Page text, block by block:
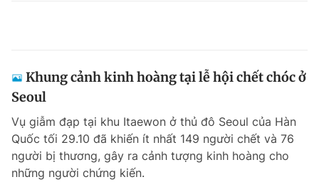
Khung cảnh kinh hoàng tại lễ hội chết chóc ở
Seoul
Vụ giẫm đạp tại khu Itaewon ở thủ đô Seoul của Hàn
Quốc tối 29.10 đã khiến ít nhất 149 người chết và 76
người bị thương, gây ra cảnh tượng kinh hoàng cho
những người chứng kiến.